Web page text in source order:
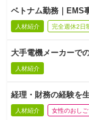
ベトナム勤務｜EMS
人材紹介 完全週休2日
大手電機メーカーで
人材紹介
経理・財務の経験を
人材紹介 女性のおし